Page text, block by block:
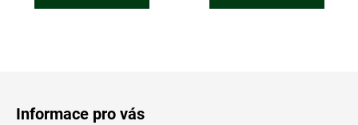
Informace pro vás